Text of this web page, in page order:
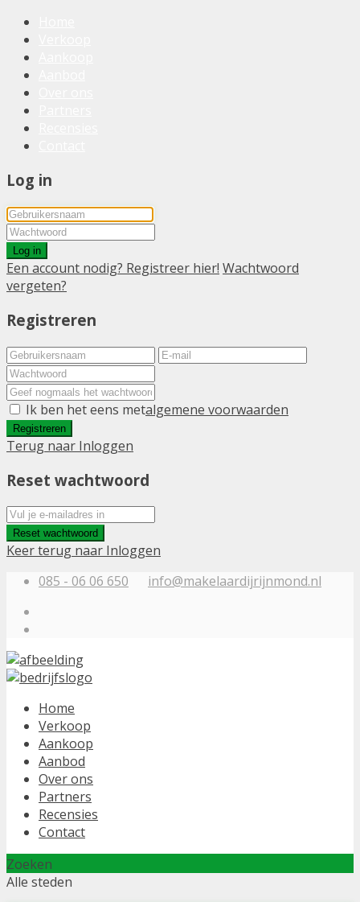
Log in
Log in
Een account nodig? Registreer hier! Wachtwoord
vergeten?
Registreren
Ik ben het eens metalgemene voorwaarden
Registreren
Terug naar Inloggen
Reset wachtwoord
Reset wachtwoord
Keer terug naar Inloggen
085 - 06 06 650
info@makelaardijrijnmond.nl
Home
Verkoop
Aankoop
Aanbod
Over ons
Partners
Recensies
Contact
Zoeken
Alle steden